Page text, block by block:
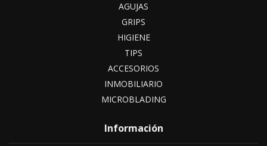
AGUJAS
GRIPS
HIGIENE
TIPS
ACCESORIOS
INMOBILIARIO
MICROBLADING
Información